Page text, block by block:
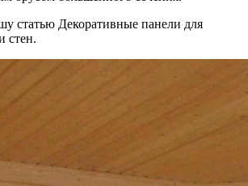
статью Декоративные панели для
стен.